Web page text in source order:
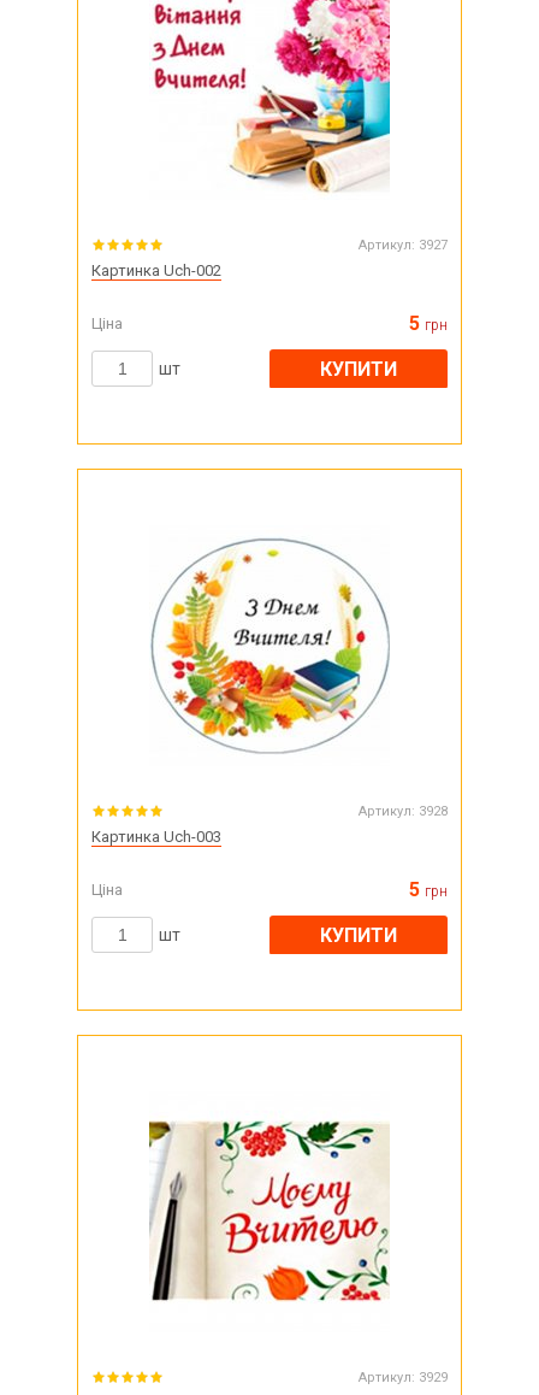
Артикул: 3927
Картинка Uch-002
Ціна 5 грн
шт КУПИТИ
Артикул: 3928
Картинка Uch-003
Ціна 5 грн
шт КУПИТИ
Артикул: 3929